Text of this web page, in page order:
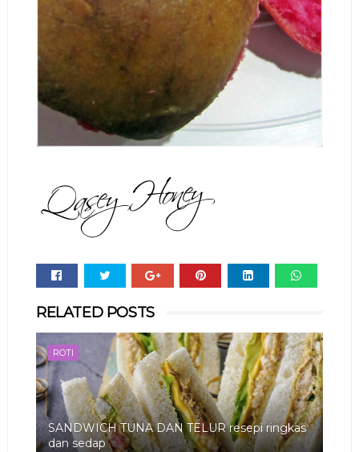
RELATED POSTS
ROTI
SANDWICH TUNA DAN TELUR resepi ringkas
dan sedap